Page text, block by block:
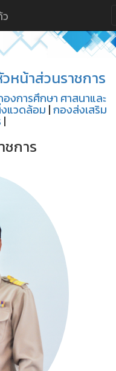
หน้าส่วนราชการ
องการศึกษา ศาสนาและ
แวดล้อม |กองส่งเสริม
|
ชการ